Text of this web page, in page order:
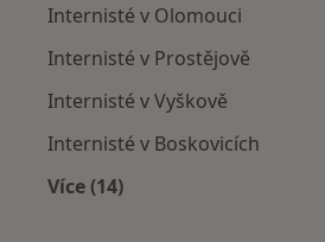
Internisté v Olomouci
Internisté v Prostějově
Internisté v Vyškově
Internisté v Boskovicích
Více (14)